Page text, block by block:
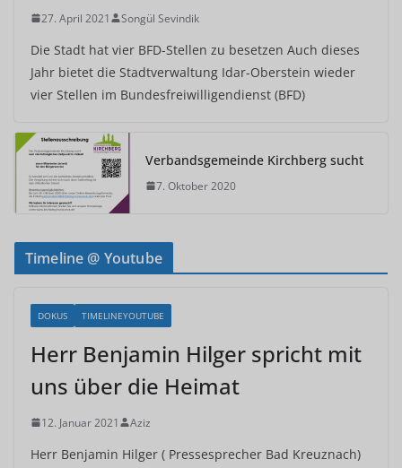
27. April 2021 Songül Sevindik
Die Stadt hat vier BFD-Stellen zu besetzen Auch dieses
Jahr bietet die Stadtverwaltung Idar-Oberstein wieder
vier Stellen im Bundesfreiwilligendienst (BFD)
Verbandsgemeinde Kirchberg sucht
7. Oktober 2020
Timeline @ Youtube
DOKUS TIMELINEYOUTUBE
Herr Benjamin Hilger spricht mit
uns über die Heimat
12. Januar 2021 Aziz
Herr Benjamin Hilger ( Pressesprecher Bad Kreuznach)